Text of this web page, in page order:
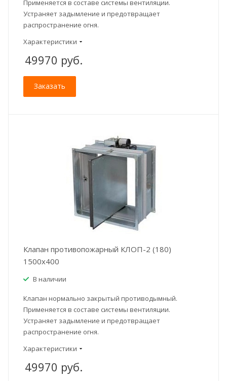
Применяется в составе системы вентиляции.
Устраняет задымление и предотвращает
распространение огня.
Характеристики
49970 руб.
Заказать
Клапан противопожарный КЛОП-2 (180)
1500x400
В наличии
Клапан нормально закрытый противодымный.
Применяется в составе системы вентиляции.
Устраняет задымление и предотвращает
распространение огня.
Характеристики
49970 руб.